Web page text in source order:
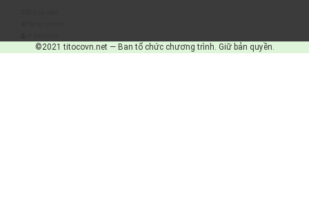
©2021 titocovn.net — Ban tổ chức chương trình. Giữ bản quyền.